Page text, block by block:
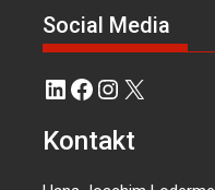
Social Media
LinkedIn
Facebook
Instagram
X
Kontakt